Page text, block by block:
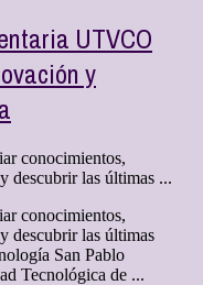
UTVCO
y
conocimientos,
descubrir las últimas ...
conocimientos,
descubrir las últimas
San Pablo
Tecnológica de ...